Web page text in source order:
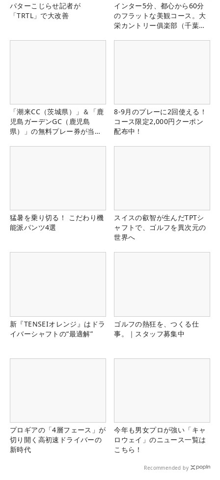
パターこじらせ記者が
「TRTL」で大改善
インター5分、都心から60分
のフラットな美観コース。大
栄カントリー俱楽部（千葉
「潮来CC（茨城県）」＆「鹿
児島ガーデンGC（鹿児島
県）」の無料プレー券が当た
8-9月のプレーに2回使える！
コース限定2,000円クーポン
配布中！
猛暑を乗り切る！ こだわり機
能派パンツ4選
スイスの叡智が生んだTPTシ
ャフトで、ゴルフを異次元の
世界へ
新『TENSEIオレンジ』はドラ
イバーシャフトの“最適解”
ゴルフの熱狂を、つくる仕
事。｜スタッフ募集中
プロギアの「4層フェース」が
切り開く高初速ドライバーの
新時代
今年も男女プロが強い「キャ
ロウェイ」のニュース一覧は
こちら！
Recommended by